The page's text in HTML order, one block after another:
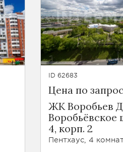
ID 62683
Цена по
ЖК Воробьев
Воробьёвское
4, корп. 2
Пентхаус, 4